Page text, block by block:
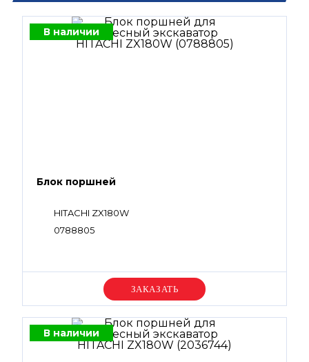
В наличии
Блок поршней
HITACHI ZX180W
0788805
Уточняйте цену
В наличии